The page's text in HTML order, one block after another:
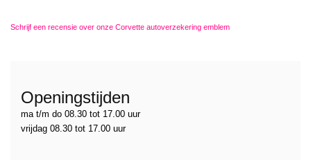
Schrijf een recensie over onze Corvette autoverzekering emblem
Openingstijden
ma t/m do 08.30 tot 17.00 uur
vrijdag 08.30 tot 17.00 uur